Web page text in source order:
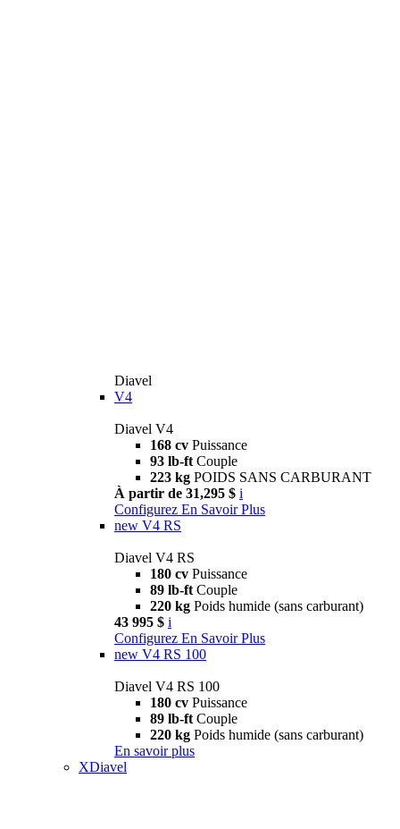
Diavel
V4
Diavel V4
168 cv Puissance
93 lb-ft Couple
223 kg POIDS SANS CARBURANT
À partir de 31,295 $ i
Configurez En Savoir Plus
new V4 RS
Diavel V4 RS
180 cv Puissance
89 lb-ft Couple
220 kg Poids humide (sans carburant)
43 995 $ i
Configurez En Savoir Plus
new V4 RS 100
Diavel V4 RS 100
180 cv Puissance
89 lb-ft Couple
220 kg Poids humide (sans carburant)
En savoir plus
XDiavel